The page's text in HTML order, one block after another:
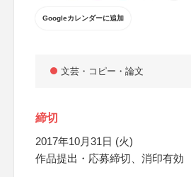
Googleカレンダーに追加
文芸・コピー・論文
締切
2017年10月31日 (火)
作品提出・応募締切、消印有効